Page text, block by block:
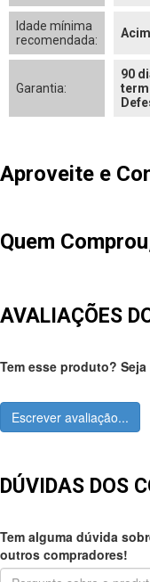
Idade mínima
recomendada:
Garantia:
90
Aproveite e
Quem
AVALIAÇÕES
Tem esse produto?
Escrever avaliação...
DÚVIDAS DOS
Tem alguma dúvida
outros compradores!